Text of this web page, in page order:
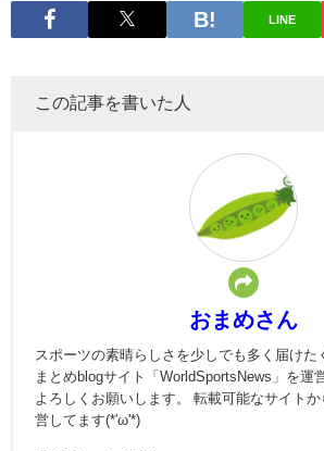
LINE
この記事を書いた人
おまめさん
スポーツの素晴らしさを少しでも多く届けた
まとめblogサイト「WorldSportsNews」を運
よろしくお願いします。 転載可能なサイト
営してます(*'ω'*)